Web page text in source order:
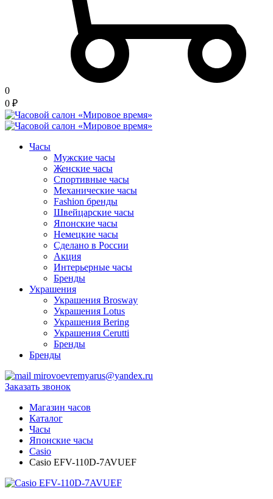
0
0 ₽
Часы
Мужские часы
Женские часы
Спортивные часы
Механические часы
Fashion бренды
Швейцарские часы
Японские часы
Немецкие часы
Сделано в России
Акция
Интерьерные часы
Бренды
Украшения
Украшения Brosway
Украшения Lotus
Украшения Bering
Украшения Cerutti
Бренды
Бренды
mirovoevremyarus@yandex.ru
Заказать звонок
Магазин часов
Каталог
Часы
Японские часы
Casio
Casio EFV-110D-7AVUEF